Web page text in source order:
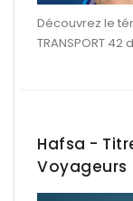
Découvrez le
TRANSPORT
Hafsa -
Voyageurs